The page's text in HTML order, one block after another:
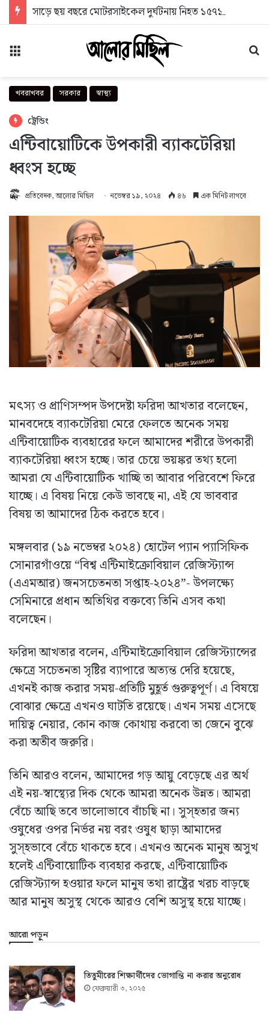
সাড়ে ছয় বছরে মোটরসাইকেল দুর্ঘটনায় নিহত ১৫৭১২
খবরাখবর সরকার স্বাস্থ্য
ট্রেন্ডিং
এন্টিবায়োটিকে উপকারী ব্যাকটেরিয়া
ধ্বংস হচ্ছে
প্রতিবেদক, আলোর মিছিল নভেম্বর ১৯, ২০২৪ ৪৬ এক মিনিট লাগবে
মৎস্য ও প্রাণিসম্পদ উপদেষ্টা ফরিদা আখতার বলেছেন,
মানবদেহে ব্যাকটেরিয়া মেরে ফেলতে অনেক সময়
এন্টিবায়োটিক ব্যবহারের ফলে আমাদের শরীরে উপকারী
ব্যাকটেরিয়া ধ্বংস হচ্ছে। তার চেয়ে ভয়ঙ্কর তথ্য হলো
আমরা যে এন্টিবায়োটিক খাচ্ছি তা আবার পরিবেশে ফিরে
যাচ্ছে। এ বিষয় নিয়ে কেউ ভাবছে না, এই যে ভাববার
বিষয় তা আমাদের ঠিক করতে হবে।
মঙ্গলবার (১৯ নভেম্বর ২০২৪) হোটেল প্যান প্যাসিফিক
সোনারগাঁওয়ে “বিশ্ব এন্টিমাইক্রোবিয়াল রেজিস্ট্যান্স
(এএমআর) জনসচেতনতা সপ্তাহ-২০২৪”- উপলক্ষ্যে
সেমিনারে প্রধান অতিথির বক্তব্যে তিনি এসব কথা
বলেছেন।
ফরিদা আখতার বলেন, এন্টিমাইক্রোবিয়াল রেজিস্ট্যান্সের
ক্ষেত্রে সচেতনতা সৃষ্টির ব্যাপারে অত্যন্ত দেরি হয়েছে,
এখনই কাজ করার সময়-প্রতিটি মুহূর্ত গুরুত্বপূর্ণ। এ বিষয়ে
বোঝার ক্ষেত্রে এখনও ঘাটতি রয়েছে। এখন সময় এসেছে
দায়িত্ব নেয়ার, কোন কাজ কোথায় করবো তা জেনে বুঝে
করা অতীব জরুরি।
তিনি আরও বলেন, আমাদের গড় আয়ু বেড়েছে এর অর্থ
এই নয়-স্বাস্থ্যের দিক থেকে আমরা অনেক উন্নত। আমরা
বেঁচে আছি তবে ভালোভাবে বাঁচছি না। সুস্হতার জন্য
ওষুধের ওপর নির্ভর নয় বরং ওষুধ ছাড়া আমাদের
সুস্হভাবে বেঁচে থাকতে হবে। এখনও অনেক মানুষ অসুখ
হলেই এন্টিবায়োটিক ব্যবহার করছে, এন্টিবায়োটিক
রেজিস্ট্যান্স হওয়ার ফলে মানুষ তথা রাষ্ট্রের খরচ বাড়ছে
আর মানুষ অসুস্থ থেকে আরও বেশি অসুস্থ হয়ে যাচ্ছে।
আরো পড়ুন
তিতুমীরের শিক্ষার্থীদের ভোগান্তি না করার অনুরোধ
ফেব্রুয়ারী ৩, ২০২৫